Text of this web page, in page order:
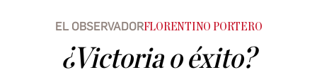
EL OBSERVADORFLORENTINO PORTERO
¿Victoria o éxito?